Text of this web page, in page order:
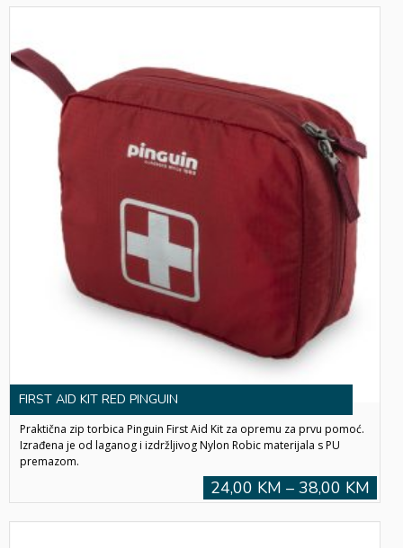
FIRST AID KIT RED PINGUIN
Praktična zip torbica Pinguin First Aid Kit za opremu za prvu pomoć.
Izrađena je od laganog i izdržljivog Nylon Robic materijala s PU
premazom.
24,00 KM – 38,00 KM